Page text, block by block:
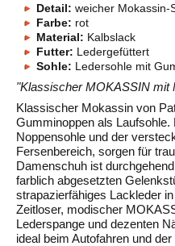
Detail: weicher Mokassin-
Farbe: rot
Material: Kalbslack
Futter: Ledergefüttert
Sohle: Ledersohle mit
"Klassischer MOKASSIN mit
Klassischer Mokassin von
Gumminoppen als Laufsohle.
Noppensohle und der
Fersenbereich, sorgen für
Damenschuh ist
farblich abgesetzten
strapazierfähiges Lackleder
Zeitloser, modischer
Lederspange und dezenten
ideal beim Autofahren und